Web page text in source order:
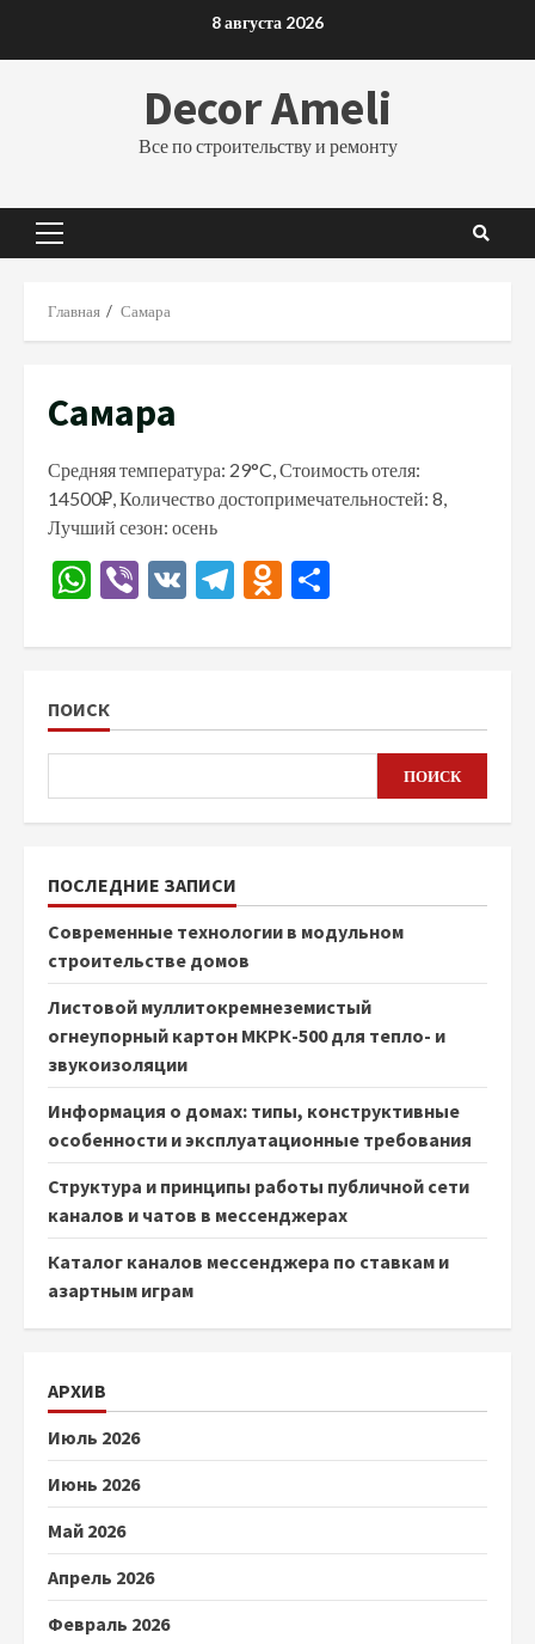
8 августа 2026
Decor Ameli
Все по строительству и ремонту
Основное
Главная Самара
Самара
Средняя температура: 29°C, Стоимость отеля:
14500₽, Количество достопримечательностей: 8,
Лучший сезон: осень
WhatsApp
Viber
VK Telegram
Odnoklassniki
ПОИСК
ПОИСК
ПОСЛЕДНИЕ ЗАПИСИ
Современные технологии в модульном
строительстве домов
Листовой муллитокремнеземистый
огнеупорный картон МКРК-500 для тепло- и
звукоизоляции
Информация о домах: типы, конструктивные
особенности и эксплуатационные требования
Структура и принципы работы публичной сети
каналов и чатов в мессенджерах
Каталог каналов мессенджера по ставкам и
азартным играм
АРХИВ
Июль 2026
Июнь 2026
Май 2026
Апрель 2026
Февраль 2026